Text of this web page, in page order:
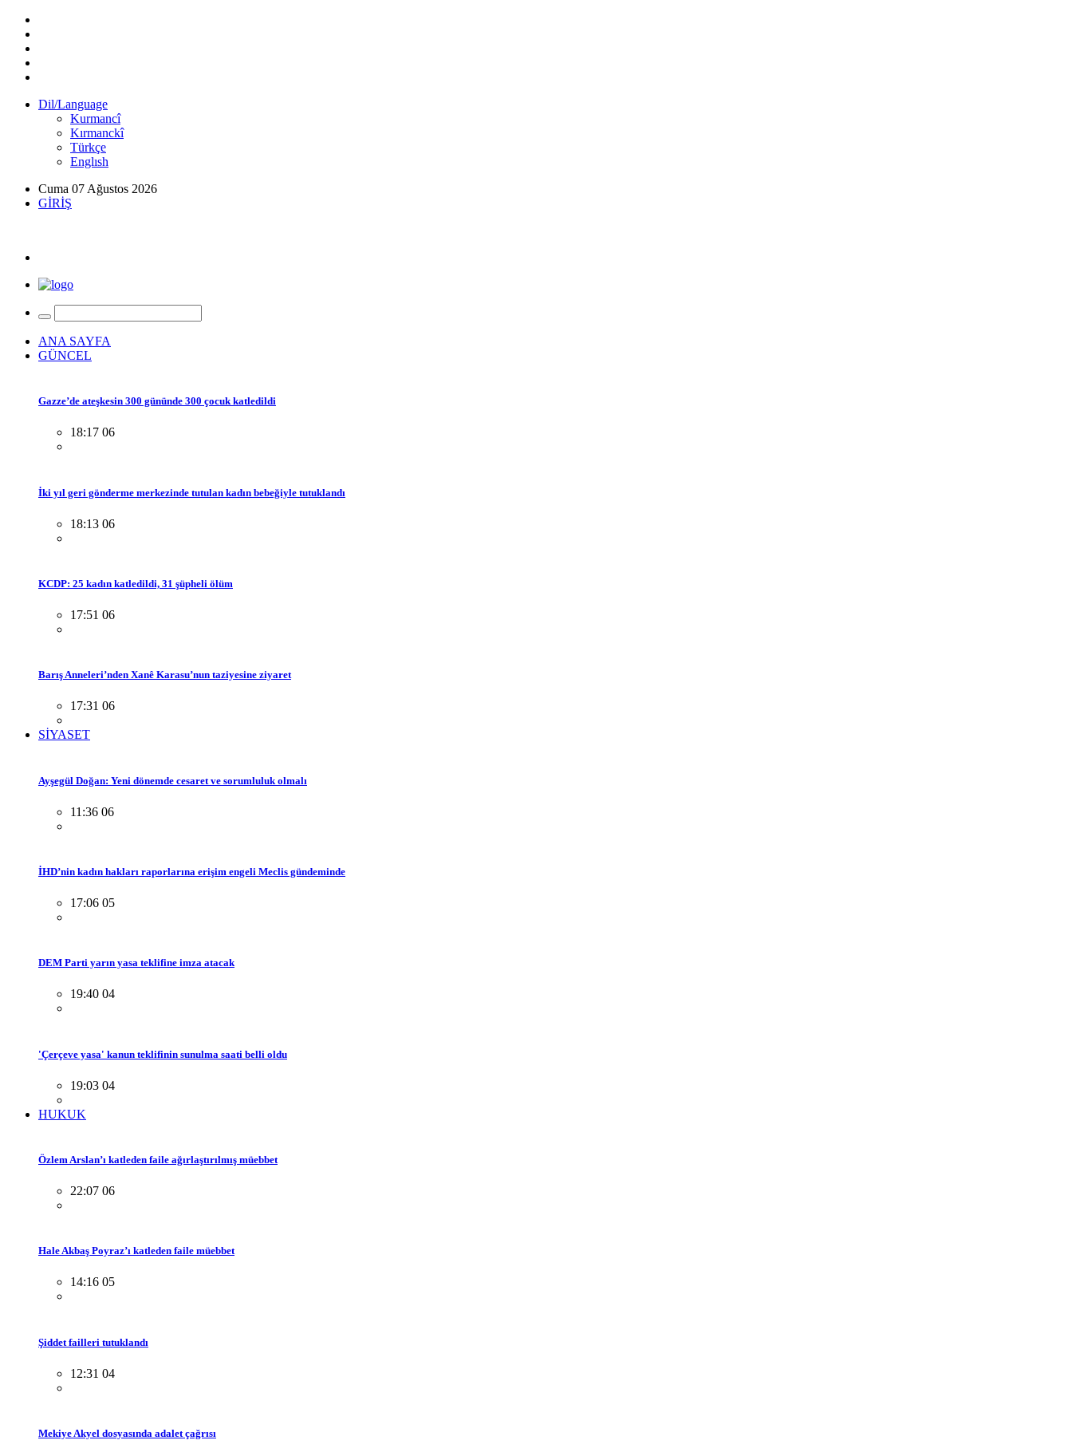
Dil/Language
Kurmancî
Kırmanckî
Türkçe
Englısh
Cuma 07 Ağustos 2026
GİRİŞ
ANA SAYFA
GÜNCEL
Gazze’de ateşkesin 300 gününde 300 çocuk katledildi
18:17 06
İki yıl geri gönderme merkezinde tutulan kadın bebeğiyle tutuklandı
18:13 06
KCDP: 25 kadın katledildi, 31 şüpheli ölüm
17:51 06
Barış Anneleri’nden Xanê Karasu’nun taziyesine ziyaret
17:31 06
SİYASET
Ayşegül Doğan: Yeni dönemde cesaret ve sorumluluk olmalı
11:36 06
İHD’nin kadın hakları raporlarına erişim engeli Meclis gündeminde
17:06 05
DEM Parti yarın yasa teklifine imza atacak
19:40 04
'Çerçeve yasa' kanun teklifinin sunulma saati belli oldu
19:03 04
HUKUK
Özlem Arslan’ı katleden faile ağırlaştırılmış müebbet
22:07 06
Hale Akbaş Poyraz’ı katleden faile müebbet
14:16 05
Şiddet failleri tutuklandı
12:31 04
Mekiye Akyel dosyasında adalet çağrısı